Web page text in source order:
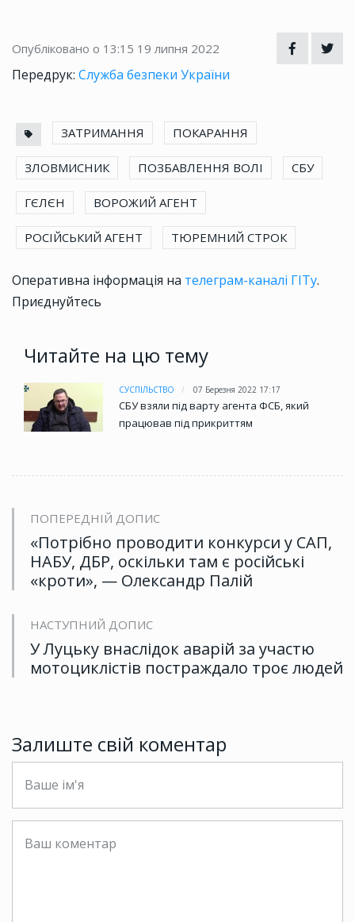
Опубліковано о 13:15 19 липня 2022
Передрук: Служба безпеки України
ЗАТРИМАННЯ ПОКАРАННЯ
ЗЛОВМИСНИК ПОЗБАВЛЕННЯ ВОЛІ СБУ
ГЄЛЄН ВОРОЖИЙ АГЕНТ
РОСІЙСЬКИЙ АГЕНТ ТЮРЕМНИЙ СТРОК
Оперативна інформація на телеграм-каналі ГІТу.
Приєднуйтесь
Читайте на цю тему
СУСПІЛЬСТВО 07 Березня 2022 17:17
СБУ взяли під варту агента ФСБ, який
працював під прикриттям
ПОПЕРЕДНІЙ ДОПИС
«Потрібно проводити конкурси у САП,
НАБУ, ДБР, оскільки там є російські
«кроти», — Олександр Палій
НАСТУПНИЙ ДОПИС
У Луцьку внаслідок аварій за участю
мотоциклістів постраждало троє людей
Залиште свій коментар